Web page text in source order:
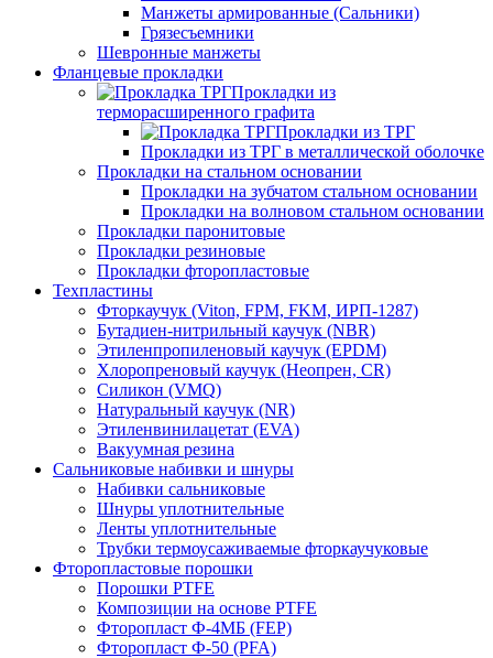
Манжеты армированные (Сальники)
Грязесъемники
Шевронные манжеты
Фланцевые прокладки
Прокладки из
терморасширенного графита
Прокладки из ТРГ
Прокладки из ТРГ в металлической оболочке
Прокладки на стальном основании
Прокладки на зубчатом стальном основании
Прокладки на волновом стальном основании
Прокладки паронитовые
Прокладки резиновые
Прокладки фторопластовые
Техпластины
Фторкаучук (Viton, FPM, FKM, ИРП-1287)
Бутадиен-нитрильный каучук (NBR)
Этиленпропиленовый каучук (EPDM)
Хлоропреновый каучук (Неопрен, CR)
Cиликон (VMQ)
Натуральный каучук (NR)
Этиленвинилацетат (EVA)
Вакуумная резина
Сальниковые набивки и шнуры
Набивки сальниковые
Шнуры уплотнительные
Ленты уплотнительные
Трубки термоусаживаемые фторкаучуковые
Фторопластовые порошки
Порошки PTFE
Композиции на основе PTFE
Фторопласт Ф-4МБ (FEP)
Фторопласт Ф-50 (PFA)